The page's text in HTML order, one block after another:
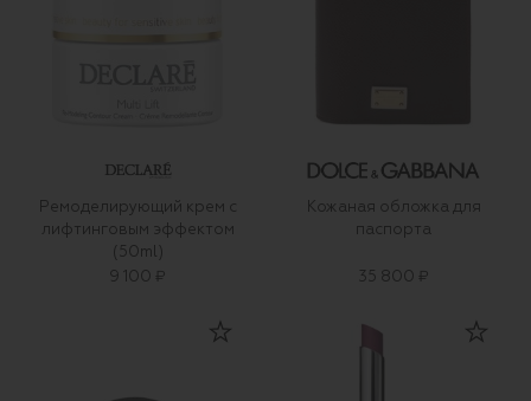
Ремоделирующий крем с
лифтинговым эффектом
(50ml)
9 100 ₽
Кожаная обложка для
паспорта
35 800 ₽